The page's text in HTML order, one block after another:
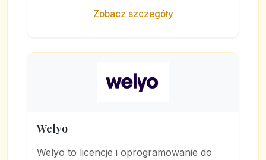
Zobacz szczegóły
Welyo
Welyo to licencje i oprogramowanie do